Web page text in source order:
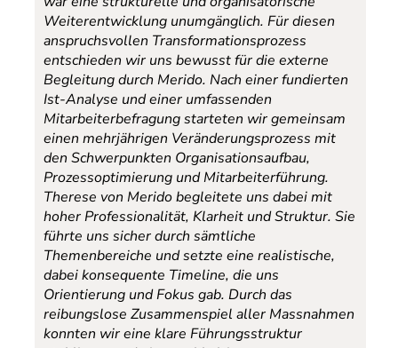
Weiterentwicklung unumgänglich. Für diesen
anspruchsvollen Transformationsprozess
entschieden wir uns bewusst für die externe
Begleitung durch Merido. Nach einer fundierten
Ist-Analyse und einer umfassenden
Mitarbeiterbefragung starteten wir gemeinsam
einen mehrjährigen Veränderungsprozess mit
den Schwerpunkten Organisationsaufbau,
Prozessoptimierung und Mitarbeiterführung.
Therese von Merido begleitete uns dabei mit
hoher Professionalität, Klarheit und Struktur. Sie
führte uns sicher durch sämtliche
Themenbereiche und setzte eine realistische,
dabei konsequente Timeline, die uns
Orientierung und Fokus gab. Durch das
reibungslose Zusammenspiel aller Massnahmen
konnten wir eine klare Führungsstruktur